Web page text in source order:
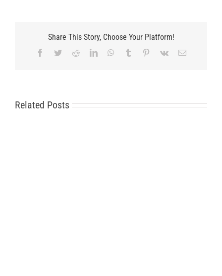
Share This Story, Choose Your Platform!
Facebook
TwitterRedditLinkedInWhatsApp
Tumblr Pinterest
Vk Email
Related Posts